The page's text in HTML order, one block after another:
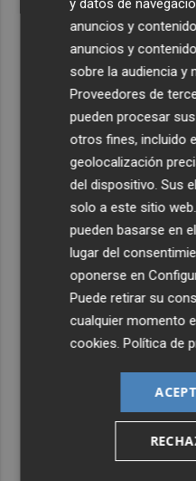
y datos de
anuncios y
anuncios y
sobre la audiencia y
Proveedores de
pueden procesar
otros fines, incluido
geolocalización
del dispositivo. Sus
solo a este sitio
pueden basarse en
lugar del
oponerse en
Puede retirar su
cualquier momento
cookies.Política de